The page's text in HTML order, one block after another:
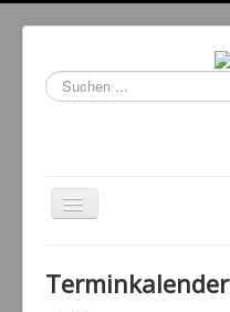
Suchen
...
Navigation
an/aus
Events
Terminkalender